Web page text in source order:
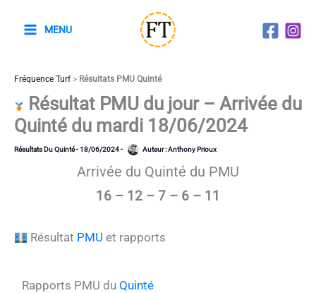
MENU
Fréquence Turf> Résultats PMU Quinté
Résultat PMU du jour – Arrivée du
Quinté du mardi 18/06/2024
Résultats Du Quinté-18/06/2024- Auteur :Anthony Prioux
Arrivée du Quinté du PMU
16 – 12 – 7 – 6 – 11
Résultat PMU et rapports
Rapports PMU du Quinté